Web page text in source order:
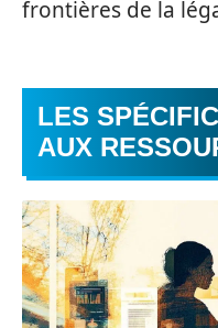
frontières de la
LES
AUX